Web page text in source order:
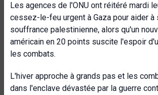
Les agences de l'ONU ont réitéré mardi
cessez-le-feu urgent à Gaza pour aider à
souffrance palestinienne, alors qu'un
américain en 20 points suscite l'espoir
les combats.
L'hiver approche à grands pas et les
dans l'enclave dévastée par la guerre